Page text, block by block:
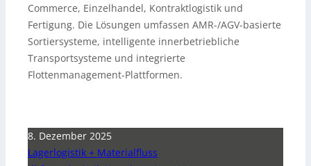
Commerce, Einzelhandel, Kontraktlogistik und
Fertigung. Die Lösungen umfassen AMR-/AGV-basierte
Sortiersysteme, intelligente innerbetriebliche
Transportsysteme und integrierte
Flottenmanagement-Plattformen.
8. Dezember 2025
Lagerlogistik + Materialfluss